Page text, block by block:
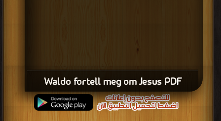
Waldo fortell meg om Jesus PDF